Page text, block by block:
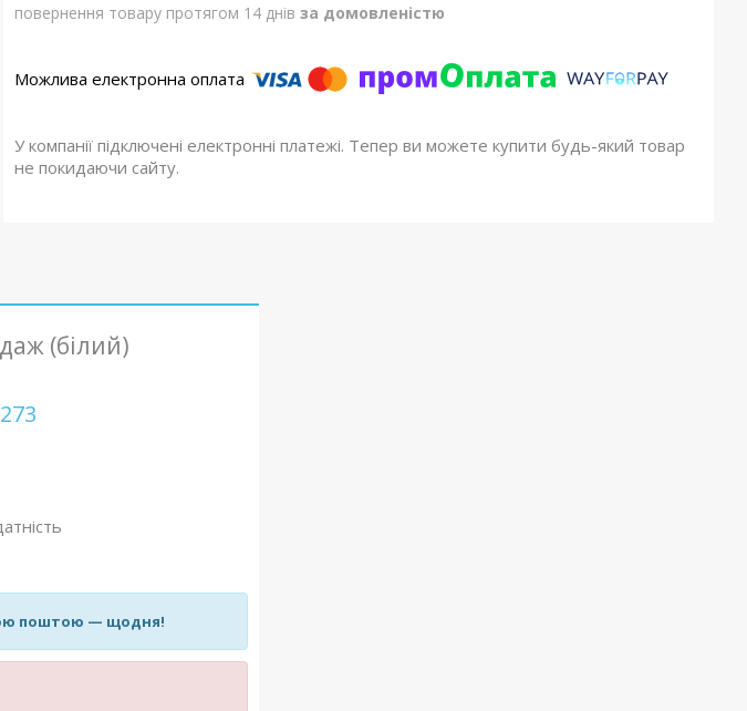
повернення товару протягом 14 днів за домовленістю
У компанії підключені електронні платежі. Тепер ви можете купити будь-який товар
не покидаючи сайту.
(білий)
поштою — щодня!